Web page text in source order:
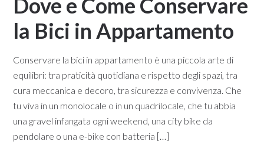
Dove e Come Conservare
la Bici in Appartamento
Conservare la bici in appartamento è una piccola arte di
equilibri: tra praticità quotidiana e rispetto degli spazi, tra
cura meccanica e decoro, tra sicurezza e convivenza. Che
tu viva in un monolocale o in un quadrilocale, che tu abbia
una gravel infangata ogni weekend, una city bike da
pendolare o una e-bike con batteria […]